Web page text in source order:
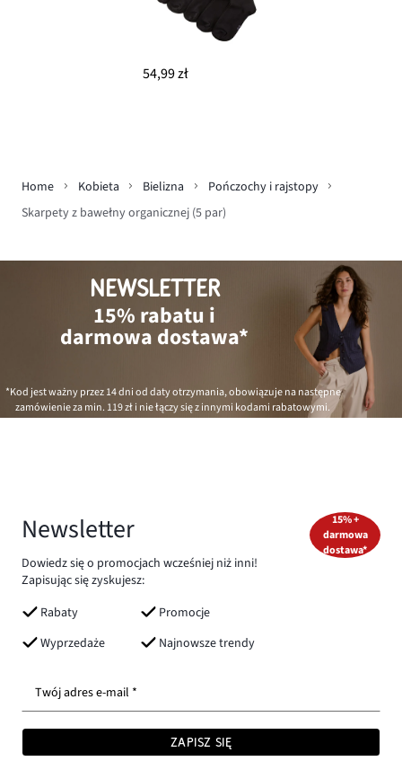
54,99 zł
Home Kobieta Bielizna
Pończochy i rajstopy
Skarpety z bawełny organicznej (5 par)
NEWSLETTER
15% rabatu i
darmowa dostawa*
*Kod jest ważny przez 14 dni od daty otrzymania, obowiązuje na następne
zamówienie za min. 119 złi nie łączy się z innymi kodami rabatowymi.
Newsletter
Dowiedz się o promocjach wcześniej niż inni!
Zapisując się zyskujesz:
Rabaty
Promocje
Wyprzedaże
Najnowsze trendy
15% +
darmowa
dostawa*
Twój adres e-mail *
ZAPISZ SIĘ